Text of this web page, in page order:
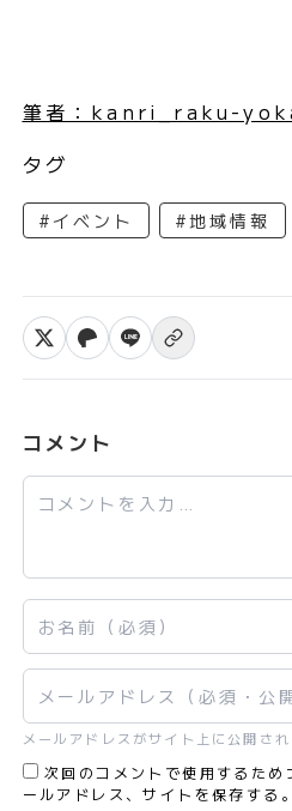
筆者：kanri_raku-
タグ
#イベント #地域情報
Xでシェア
Facebookでシェア
LINEで送る
リンクをコ
コメント
コメント
お名前
メールアドレス
メールアドレスがサイト上に公開さ
次回のコメントで使用するため
ールアドレス、サイトを保存する。